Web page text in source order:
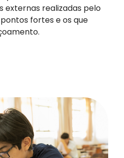
externas realizadas pelo
fortes e os que